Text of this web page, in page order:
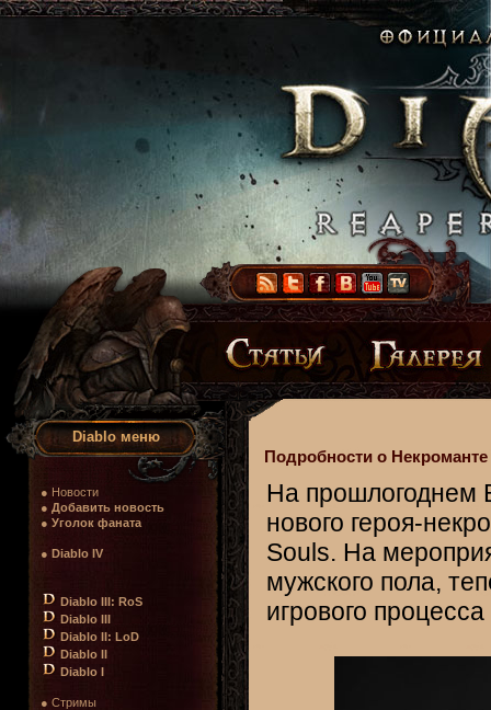
Diablo меню
● Новости
● Добавить новость
● Уголок фаната
● Diablo IV
Diablo III: RoS
Diablo III
Diablo II: LoD
Diablo II
Diablo I
● Стримы
Подробности о
На прошлогоднем
нового героя-
Souls. На
мужского пола,
игрового